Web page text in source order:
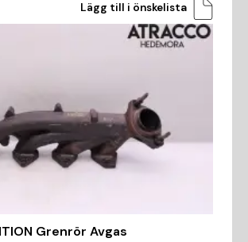
Lägg till i önskelista
Grenrör Avgas